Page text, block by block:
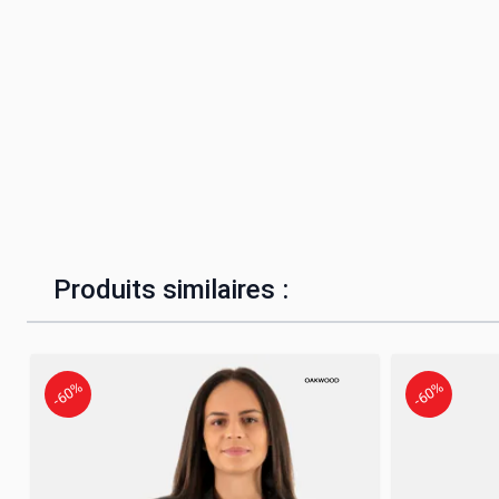
Produits similaires :
-60% -60%